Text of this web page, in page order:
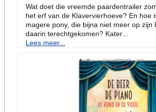
Wat doet die vreemde paardentrailer
het erf van de Klavervierhoeve? En hoe
magere pony, die bijna niet meer op zijn
daarin terechtgekomen? Kater...
Lees meer...